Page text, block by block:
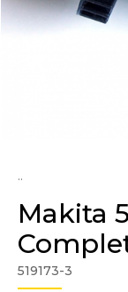
..
Makita
519173-3